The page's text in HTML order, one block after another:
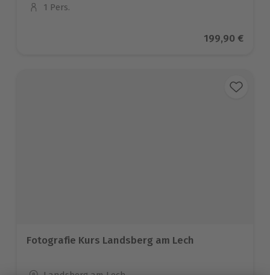
Anzahl der Teilnehmer
1 Pers.
Aktueller
199,90 €
Fotografie Kurs Landsberg am Lech